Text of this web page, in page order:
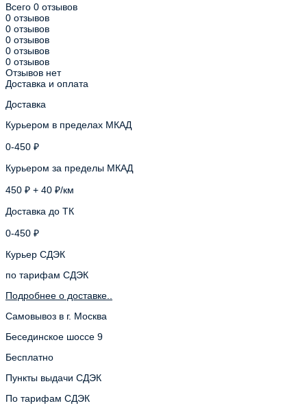
Всего 0 отзывов
0 отзывов
0 отзывов
0 отзывов
0 отзывов
0 отзывов
Отзывов нет
Доставка и оплата
Доставка
Курьером в пределах МКАД
0-450 ₽
Курьером за пределы МКАД
450 ₽ + 40 ₽/км
Доставка до ТК
0-450 ₽
Курьер СДЭК
по тарифам СДЭК
Подробнее о доставке..
Самовывоз в г. Москва
Бесединское шоссе 9
Бесплатно
Пункты выдачи СДЭК
По тарифам СДЭК